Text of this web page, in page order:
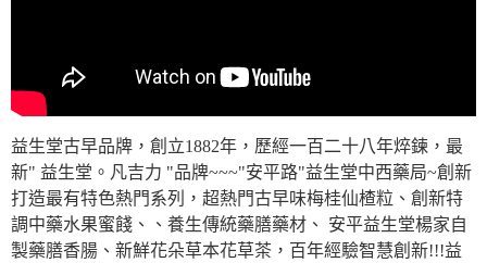
益生堂古早品牌，創立1882年，歷經一百二十八年焠鍊，最
新" 益生堂。凡吉力 "品牌~~~"安平路"益生堂中西藥局~創新
打造最有特色熱門系列，超熱門古早味梅桂仙楂粒、創新特
調中藥水果蜜餞、、養生傳統藥膳藥材、 安平益生堂楊家自
製藥膳香腸、新鮮花朵草本花草茶，百年經驗智慧創新!!!益